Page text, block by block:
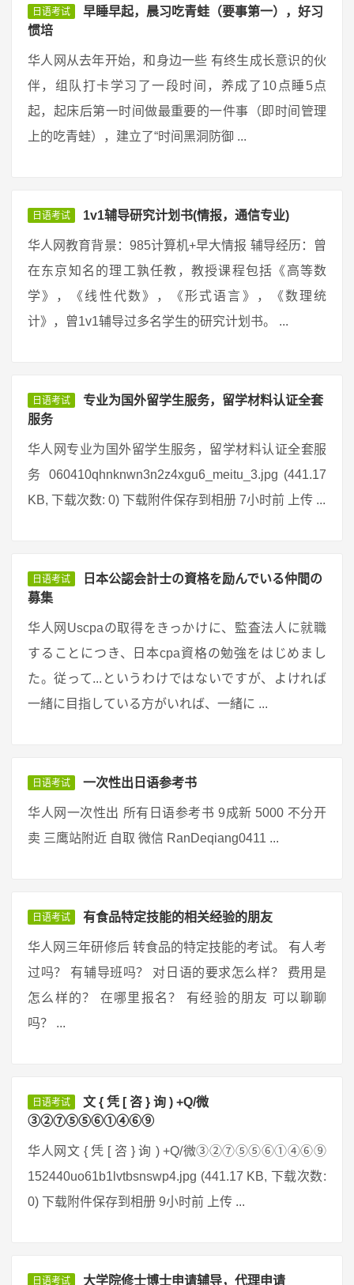
日语考试
早睡早起，晨习吃青蛙（要事第一），好习
惯培
华人网从去年开始，和身边一些 有终生成长意识的伙
伴，组队打卡学习了一段时间，养成了10点睡5点
起，起床后第一时间做最重要的一件事（即时间管理
上的吃青蛙），建立了“时间黑洞防御 ...
日语考试 1v1辅导研究计划书(情报，通信专业)
华人网教育背景：985计算机+早大情报 辅导经历：曾
在东京知名的理工孰任教，教授课程包括《高等数
学》，《线性代数》，《形式语言》，《数理统
计》，曾1v1辅导过多名学生的研究计划书。 ...
日语考试
专业为国外留学生服务，留学材料认证全套
服务
华人网专业为国外留学生服务，留学材料认证全套服
务 060410qhnknwn3n2z4xgu6_meitu_3.jpg (441.17
KB, 下载次数: 0) 下载附件保存到相册 7小时前 上传 ...
日语考试
日本公認会計士の資格を励んでいる仲間の
募集
华人网Uscpaの取得をきっかけに、監査法人に就職
することにつき、日本cpa資格の勉強をはじめまし
た。従って...というわけではないですが、よければ
一緒に目指している方がいれば、一緒に ...
日语考试 一次性出日语参考书
华人网一次性出 所有日语参考书 9成新 5000 不分开
卖 三鹰站附近 自取 微信 RanDeqiang0411 ...
日语考试 有食品特定技能的相关经验的朋友
华人网三年研修后 转食品的特定技能的考试。 有人考
过吗？ 有辅导班吗？ 对日语的要求怎么样？ 费用是
怎么样的？ 在哪里报名？ 有经验的朋友 可以聊聊
吗？ ...
日语考试
文 { 凭 [ 咨 } 询 ) +Q/微
③②⑦⑤⑤⑥①④⑥⑨
华人网文 { 凭 [ 咨 } 询 ) +Q/微③②⑦⑤⑤⑥①④⑥⑨
152440uo61b1lvtbsnswp4.jpg (441.17 KB, 下载次数:
0) 下载附件保存到相册 9小时前 上传 ...
日语考试 大学院修士博士申请辅导，代理申请